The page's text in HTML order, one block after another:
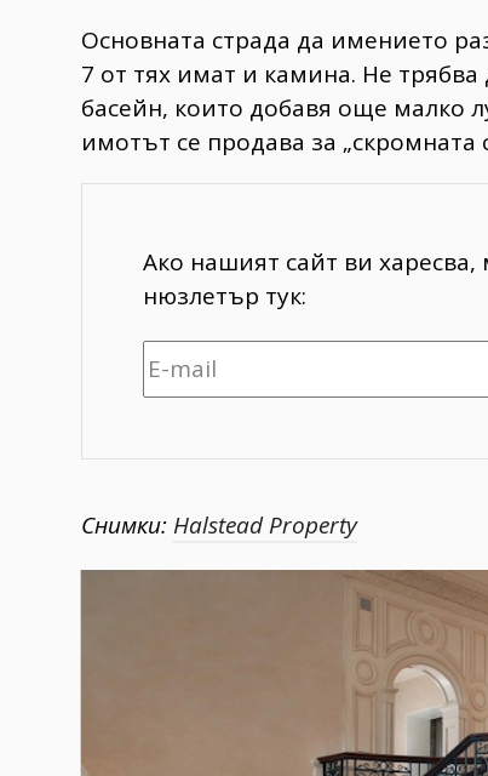
Основната страда да имението
7 от тях имат и камина. Не
басейн, които добавя още малко
имотът се продава за „скромната
Ако нашият сайт ви
нюзлетър тук:
Снимки: Halstead Property